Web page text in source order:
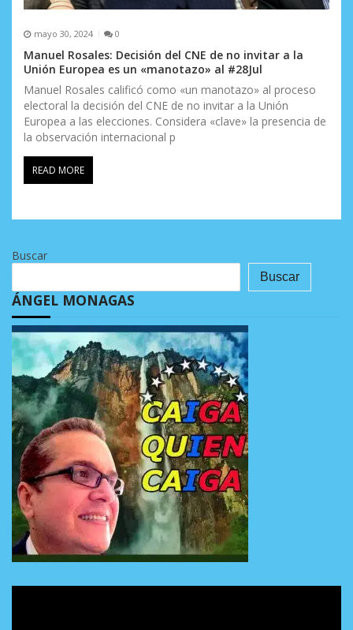
mayo 30, 2024 0
Manuel Rosales: Decisión del CNE de no invitar a la
Unión Europea es un «manotazo» al #28Jul
Manuel Rosales calificó como «un manotazo» al proceso
electoral la decisión del CNE de no invitar a la Unión
Europea a las elecciones. Considera «clave» la presencia de
la observación internacional p
READ MORE
Buscar
Buscar
ÁNGEL MONAGAS